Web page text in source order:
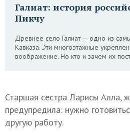
Галиат: история
Пикчу
Древнее село Галиат — одно из
Кавказа. Эти многоэтажные
воображение. Но кто и зачем их
Старшая сестра Ларисы Алла,
предупредила: нужно
другую работу.